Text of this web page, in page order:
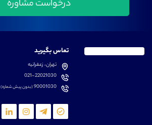
تماس بگیرید
تهران، زعفرانیه
021-22021030
90001030(بدون پیش شماره)